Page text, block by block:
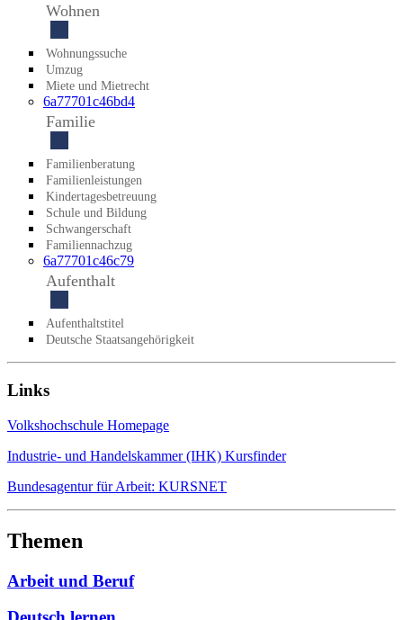
Wohnen
Wohnungssuche
Umzug
Miete und Mietrecht
6a77701c46bd4
Familie
Familienberatung
Familienleistungen
Kindertagesbetreuung
Schule und Bildung
Schwangerschaft
Familiennachzug
6a77701c46c79
Aufenthalt
Aufenthaltstitel
Deutsche Staatsangehörigkeit
Links
Volkshochschule Homepage
Industrie- und Handelskammer (IHK) Kursfinder
Bundesagentur für Arbeit: KURSNET
Themen
Arbeit und Beruf